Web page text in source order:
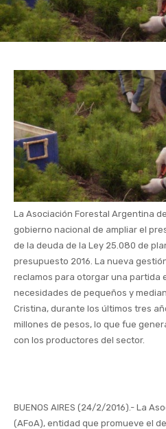
La Asociación Forestal Argentina
gobierno nacional de ampliar el
de la deuda de la Ley 25.080 de
presupuesto 2016. La nueva
reclamos para otorgar una partida
necesidades de pequeños y
Cristina, durante los últimos tres
millones de pesos, lo que fue
con los productores del sector.
BUENOS AIRES (24/2/2016).- La
(AFoA), entidad que promueve el